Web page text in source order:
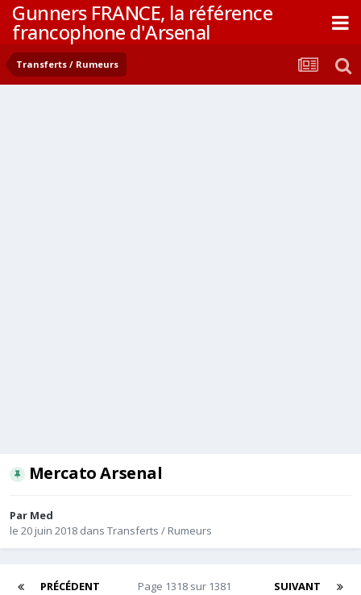
Gunners FRANCE, la référence
francophone d'Arsenal
Transferts / Rumeurs
Mercato Arsenal
Par Med
le 20 juin 2018 dans Transferts / Rumeurs
PRÉCÉDENT SUIVANT
Page 1318 sur 1381